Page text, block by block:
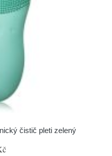
čistič pleti zelený